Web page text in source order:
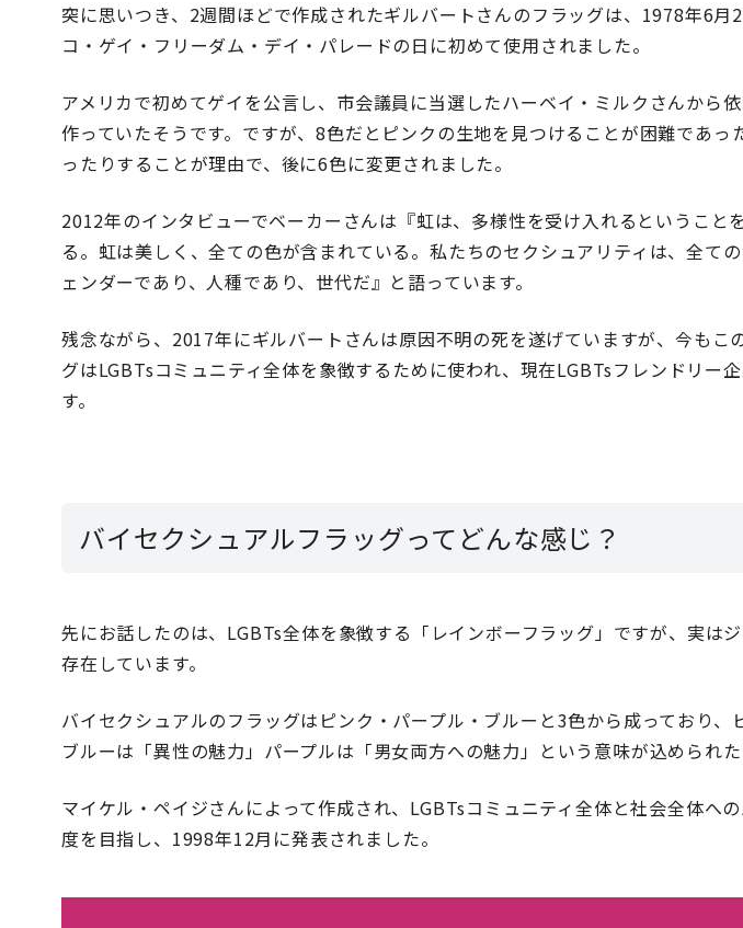
突に思いつき、2週間ほどで作成されたギルバートさんのフラッグは、1978年6月
コ・ゲイ・フリーダム・デイ・パレードの日に初めて使用されました。
アメリカで初めてゲイを公言し、市会議員に当選したハーベイ・ミルクさんから
作っていたそうです。ですが、8色だとピンクの生地を見つけることが困難であっ
ったりすることが理由で、後に6色に変更されました。
2012年のインタビューでベーカーさんは『虹は、多様性を受け入れるということ
る。虹は美しく、全ての色が含まれている。私たちのセクシュアリティは、全て
ェンダーであり、人種であり、世代だ』と語っています。
残念ながら、2017年にギルバートさんは原因不明の死を遂げていますが、今もこ
グはLGBTsコミュニティ全体を象徴するために使われ、現在LGBTsフレンドリー
す。
バイセクシュアルフラッグってどんな感じ？
先にお話したのは、LGBTs全体を象徴する「レインボーフラッグ」ですが、実は
存在しています。
バイセクシュアルのフラッグはピンク・パープル・ブルーと3色から成っており、
ブルーは「異性の魅力」パープルは「男女両方への魅力」という意味が込められた
マイケル・ペイジさんによって作成され、LGBTsコミュニティ全体と社会全体へ
度を目指し、1998年12月に発表されました。